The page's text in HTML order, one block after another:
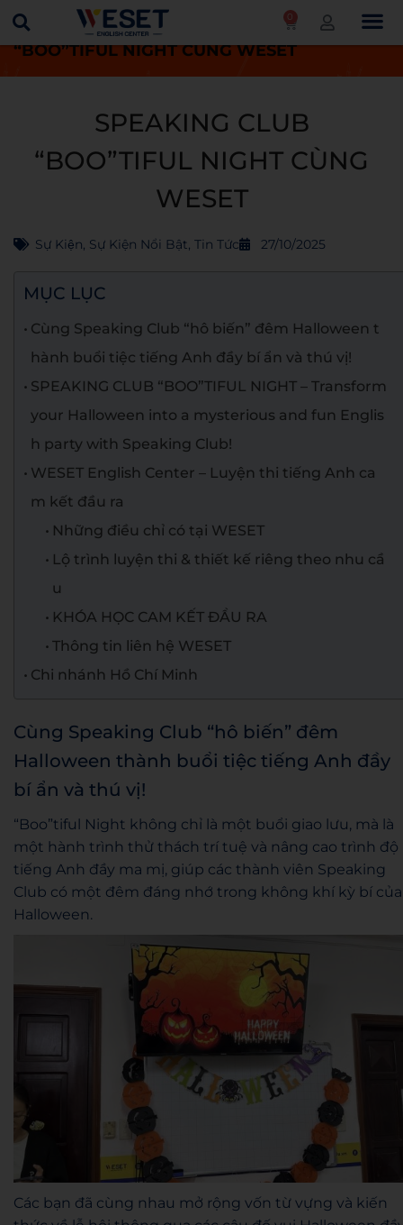
0
Trang chủ Tin tức
SPEAKING CLUB
“BOO”TIFUL NIGHT CÙNG WESET
SPEAKING CLUB
“BOO”TIFUL NIGHT CÙNG
WESET
Sự Kiện, Sự Kiện Nổi Bật, Tin Tức 27/10/2025
MỤC LỤC
Cùng Speaking Club “hô biến” đêm Halloween t
hành buổi tiệc tiếng Anh đầy bí ẩn và thú vị!
SPEAKING CLUB “BOO”TIFUL NIGHT – Transform
your Halloween into a mysterious and fun Englis
h party with Speaking Club!
WESET English Center – Luyện thi tiếng Anh ca
m kết đầu ra
Những điều chỉ có tại WESET
Lộ trình luyện thi & thiết kế riêng theo nhu cầ
u
KHÓA HỌC CAM KẾT ĐẦU RA
Thông tin liên hệ WESET
Chi nhánh Hồ Chí Minh
Cùng Speaking Club “hô biến” đêm
Halloween thành buổi tiệc tiếng Anh đầy
bí ẩn và thú vị!
“Boo”tiful Night không chỉ là một buổi giao lưu, mà là
một hành trình thử thách trí tuệ và nâng cao trình độ
tiếng Anh đầy ma mị, giúp các thành viên Speaking
Club có một đêm đáng nhớ trong không khí kỳ bí của
Halloween.
Các bạn đã cùng nhau mở rộng vốn từ vựng và kiến